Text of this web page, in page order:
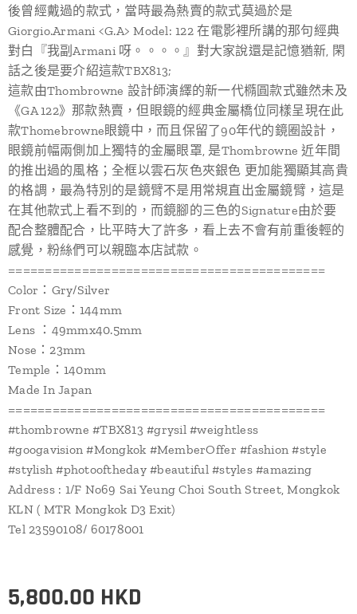
後曾經戴過的款式，當時最為熱賣的款式莫過於是
Giorgio.Armani <G.A> Model: 122 在電影裡所講的那句經典
對白『我副Armani 呀。。。。』對大家說還是記憶猶新, 閑
話之後是要介紹這款TBX813;
這款由Thombrowne 設計師演繹的新一代橢圓款式雖然未及
《GA 122》那款熱賣，但眼鏡的經典金屬橋位同樣呈現在此
款Thomebrowne眼鏡中，而且保留了90年代的鏡圈設計，
眼鏡前幅兩側加上獨特的金屬眼罩, 是Thombrowne 近年間
的推出過的風格；全框以雲石灰色夾銀色 更加能獨顯其高貴
的格調，最為特別的是鏡臂不是用常規直出金屬鏡臂，這是
在其他款式上看不到的，而鏡腳的三色的Signature由於要
配合整體配合，比平時大了許多，看上去不會有前重後輕的
感覺，粉絲們可以親臨本店試款。
===========================================
Color：Gry/Silver
Front Size：144mm
Lens ：49mmx40.5mm
Nose：23mm
Temple：140mm
Made In Japan
===========================================
#thombrowne #TBX813 #grysil #weightless
#googavision #Mongkok #MemberOffer #fashion #style
#stylish #photooftheday #beautiful #styles #amazing
Address : 1/F No69 Sai Yeung Choi South Street, Mongkok
KLN ( MTR Mongkok D3 Exit)
Tel 23590108/ 60178001
5,800.00 HKD